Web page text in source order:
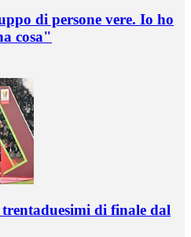
di persone vere. Io ho
cosa"
di finale dal